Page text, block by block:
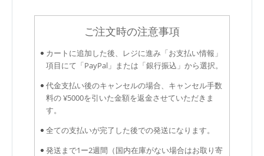
ご注文時の注意事項
カートに追加した後、レジに進み「お支払い情報」
項目にて「PayPal」または「銀行振込」から選択。
代金支払い後のキャンセルの場合、キャンセル手数
料の ¥5000を引いた金額を返金させていただきま
す。
全ての支払いが完了した後での発送になります。
発送まで1ー2週間（国内在庫がない場合はお取り寄